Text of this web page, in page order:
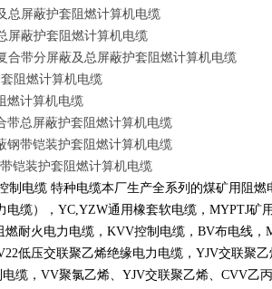
总屏蔽护套阻燃计算机电缆
屏蔽护套阻燃计算机电缆
合带分屏蔽及总屏蔽护套阻燃计算机电缆
阻燃计算机电缆
燃计算机电缆
带总屏蔽护套阻燃计算机电缆
钢带铠装护套阻燃计算机电缆
铠装护套阻燃计算机电缆
制电缆 特种电缆本厂生产全系列的煤矿用阻
电缆）， YC,YZW通用橡套软电缆， MYPTJ矿
燃耐火电力电缆， KVV控制电缆， BV布电线，
低压交联聚乙烯绝缘电力电缆， YJV交联聚乙
缆， VV聚氯乙烯、 YJV交联聚乙烯、 CVV乙